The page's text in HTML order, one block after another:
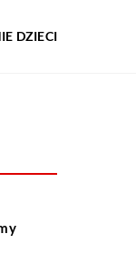
DZIECI